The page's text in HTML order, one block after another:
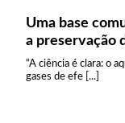
Uma base
a preservação
“A ciência é clara: o
gases de efe [...]